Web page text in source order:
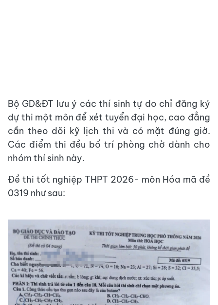
Bộ GD&ĐT lưu ý các thí sinh tự do chỉ đăng ký
dự thi một môn để xét tuyển đại học, cao đẳng
cần theo dõi kỹ lịch thi và có mặt đúng giờ.
Các điểm thi đều bố trí phòng chờ dành cho
nhóm thí sinh này.
Đề thi tốt nghiệp THPT 2026- môn Hóa mã đề
0319 như sau: